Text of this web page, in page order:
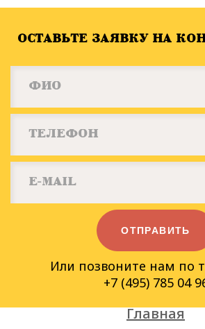
ОСТАВЬТЕ ЗАЯВКУ НА
ОТПРАВИТЬ
Или позвоните нам по
+7 (495) 785 04
Главная